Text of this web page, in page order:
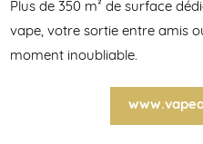
Plus de 350 m² de surface
vape, votre sortie entre amis
moment inoubliable.